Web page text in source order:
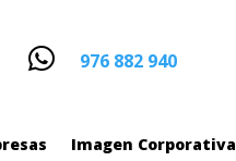
 976 882 940
Imagen Corporativa
 976 882 940
Imagen Corporativa